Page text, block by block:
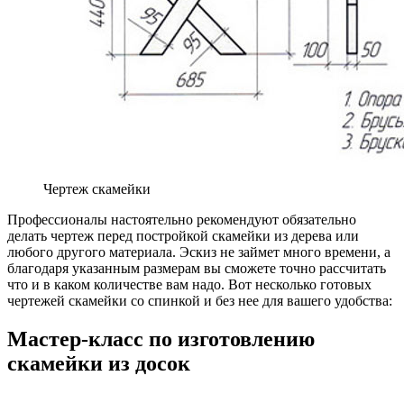
Чертеж скамейки
Профессионалы настоятельно рекомендуют обязательно
делать чертеж перед постройкой скамейки из дерева или
любого другого материала. Эскиз не займет много времени, а
благодаря указанным размерам вы сможете точно рассчитать
что и в каком количестве вам надо. Вот несколько готовых
чертежей скамейки со спинкой и без нее для вашего удобства:
Мастер-класс по изготовлению
скамейки из досок